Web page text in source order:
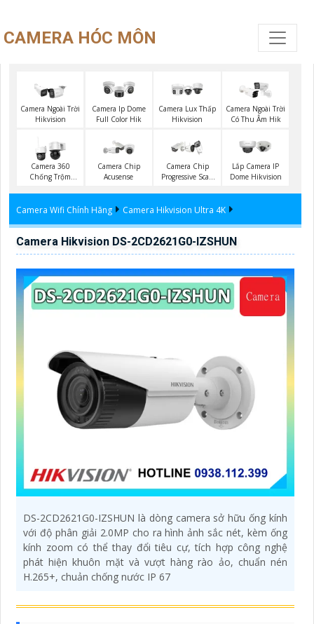
CAMERA HÓC MÔN
Camera Ngoài Trời
Hikvision
Camera Ip Dome
Full Color Hik
Camera Lux Thấp
Hikvision
Camera Ngoài Trời
Có Thu Âm Hik
Camera 360
Chống Trộm
Camera Chip
Acusense
Camera Chip
Progressive Scan
Lắp Camera IP
Dome Hikvision
Camera Wifi Chính Hãng Camera Hikvision Ultra 4K
Camera Hikvision DS-2CD2621G0-IZSHUN
DS-2CD2621G0-IZSHUN là dòng camera sở hữu ống kính
với độ phân giải 2.0MP cho ra hình ảnh sắc nét, kèm ống
kính zoom có thể thay đổi tiêu cự, tích hợp công nghệ
phát hiện khuôn mặt và vượt hàng rào ảo, chuẩn nén
H.265+, chuản chống nước IP 67